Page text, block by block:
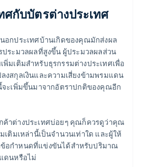
ศกับบัตรต่างประเทศ
อกประเทศบ้านเกิดของคุณมักส่งผล
ประมวลผลที่สูงขึ้น ผู้ประมวลผลส่วน
มเติมสำหรับธุรกรรมต่างประเทศเพื่อ
งสกุลเงินและความเสี่ยงข้ามพรมแดน
จะเพิ่มขึ้นมาจากอัตราปกติของคุณอีก
าต่างประเทศบ่อยๆ คุณก็ควรดูว่าคุณ
เติมเหล่านี้เป็นจำนวนเท่าใด และผู้ให้
อกำหนดที่แข่งขันได้สำหรับปริมาณ
ดนหรือไม่